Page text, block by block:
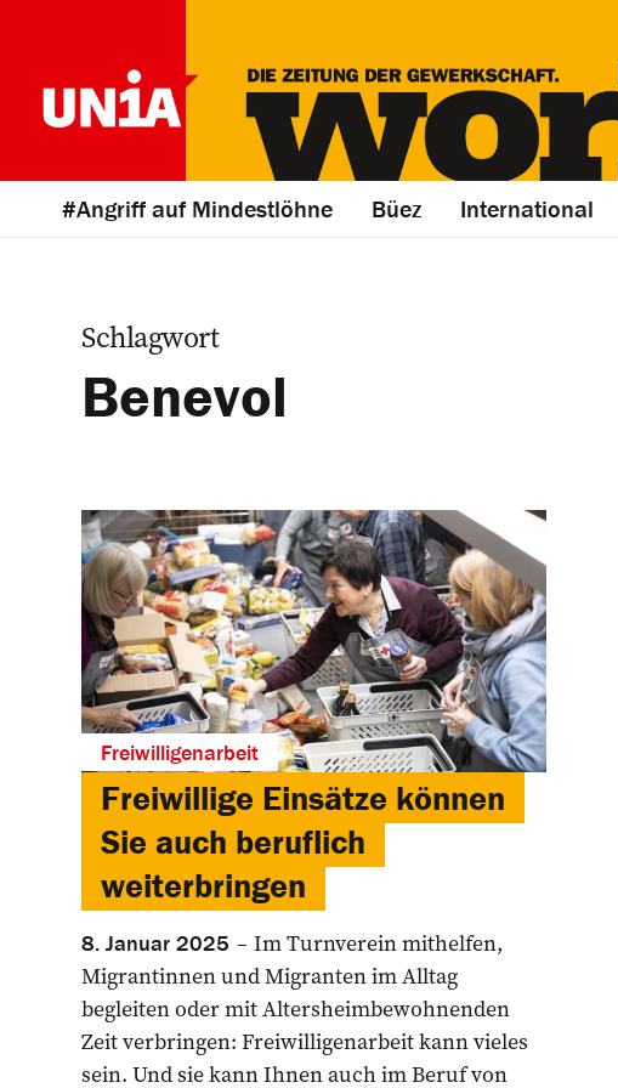
#Angriff auf Mindestlöhne Büez International
Schlagwort
Benevol
Freiwilligenarbeit
Freiwillige Einsätze können
Sie auch beruflich
weiterbringen
8. Januar 2025
Im Turnverein mithelfen,
Migrantinnen und Migranten im Alltag
begleiten oder mit Altersheimbewohnenden
Zeit verbringen: Freiwilligenarbeit kann vieles
sein. Und sie kann Ihnen auch im Beruf von